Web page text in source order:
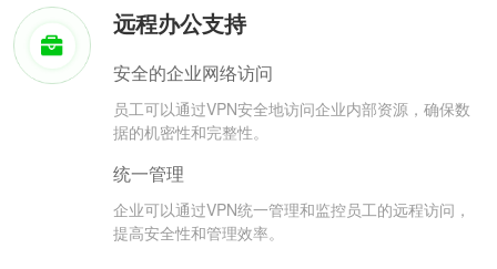
远程办公支持
安全的企业网络访问
员工可以通过VPN安全地访问企业内部资源，确保数
据的机密性和完整性。
统一管理
企业可以通过VPN统一管理和监控员工的远程访问，
提高安全性和管理效率。